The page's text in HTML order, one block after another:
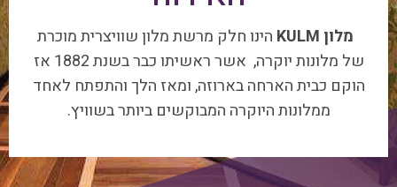
של מלונות יוקרה, אשר ראשיתו כבר בשנת 1882 אז
הוקם כבית הארחה בארוזה, ומאז הלך והתפתח לאחד
ממלונות היוקרה המבוקשים ביותר בשוויץ.